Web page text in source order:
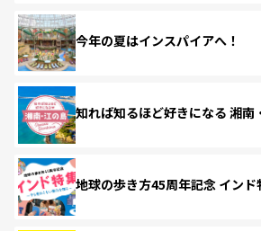
今年の夏はインスパイアへ！
知れば知るほど好きになる 湘南
地球の歩き方45周年記念 インド